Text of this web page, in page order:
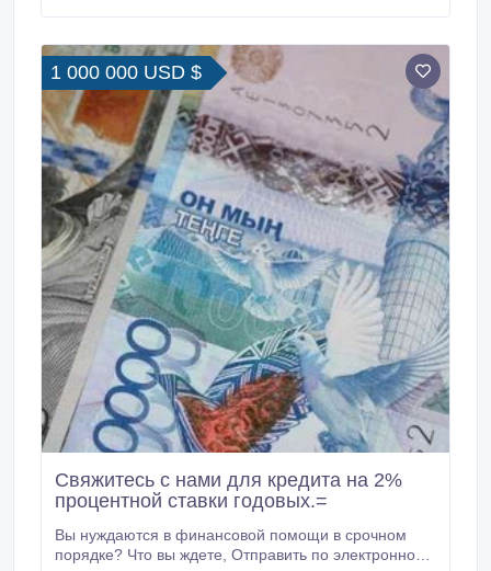
банковскую карту.
1 000 000 USD $
Свяжитесь с нами для кредита на 2%
процентной ставки годовых.=
Вы нуждаются в финансовой помощи в срочном
порядке? Что вы ждете, Отправить по электронной